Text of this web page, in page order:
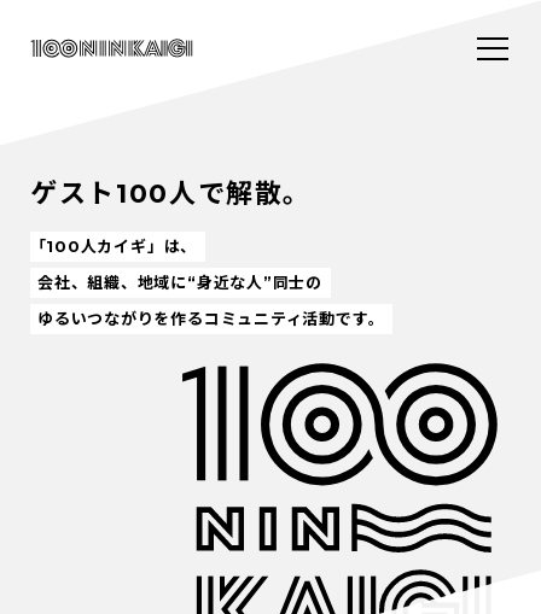
ゲスト100人で解散。
「100人カイギ」は、
会社、組織、地域に“身近な人”同士の
ゆるいつながりを作るコミュニティ活動です。